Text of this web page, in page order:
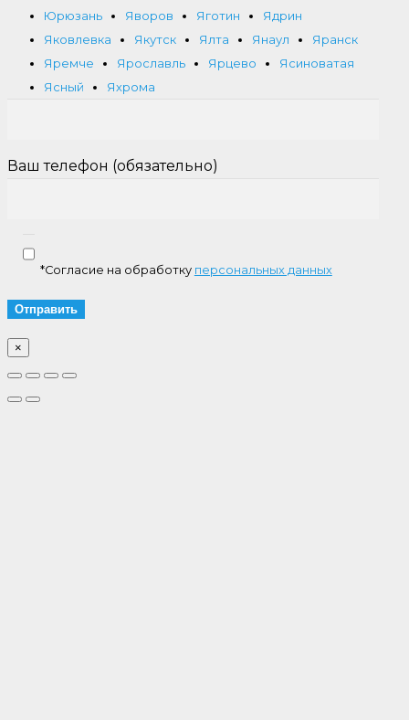
Юрюзань
Яворов Яготин
Ядрин
Яковлевка
Якутск Ялта Янаул
Яранск
Яремче
Ярославль Ярцево
Ясиноватая
Ясный
Яхрома
Ваш телефон (обязательно)
*Согласие на обработку персональных данных
×